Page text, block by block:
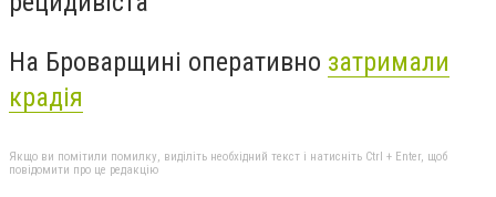
На Броварщині оперативно затримали
крадія
Якщо ви помітили помилку, виділіть необхідний текст і натисніть Ctrl + Enter, щоб
повідомити про це редакцію